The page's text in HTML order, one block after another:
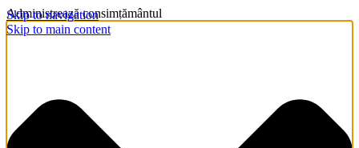
Administrează consimțământul
Skip to navigation
Skip to main content